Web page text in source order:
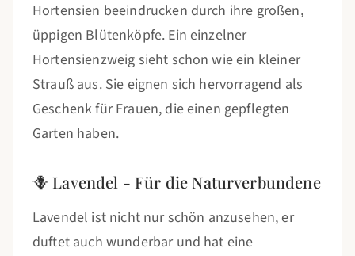
Hortensien beeindrucken durch ihre großen,
üppigen Blütenköpfe. Ein einzelner
Hortensienzweig sieht schon wie ein kleiner
Strauß aus. Sie eignen sich hervorragend als
Geschenk für Frauen, die einen gepflegten
Garten haben.
🪻 Lavendel - Für die Naturverbundene
Lavendel ist nicht nur schön anzusehen, er
duftet auch wunderbar und hat eine